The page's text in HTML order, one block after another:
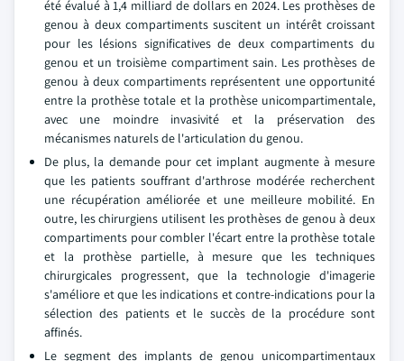
été évalué à 1,4 milliard de dollars en 2024. Les prothèses de
genou à deux compartiments suscitent un intérêt croissant
pour les lésions significatives de deux compartiments du
genou et un troisième compartiment sain. Les prothèses de
genou à deux compartiments représentent une opportunité
entre la prothèse totale et la prothèse unicompartimentale,
avec une moindre invasivité et la préservation des
mécanismes naturels de l'articulation du genou.
De plus, la demande pour cet implant augmente à mesure
que les patients souffrant d'arthrose modérée recherchent
une récupération améliorée et une meilleure mobilité. En
outre, les chirurgiens utilisent les prothèses de genou à deux
compartiments pour combler l'écart entre la prothèse totale
et la prothèse partielle, à mesure que les techniques
chirurgicales progressent, que la technologie d'imagerie
s'améliore et que les indications et contre-indications pour la
sélection des patients et le succès de la procédure sont
affinés.
Le segment des implants de genou unicompartimentaux